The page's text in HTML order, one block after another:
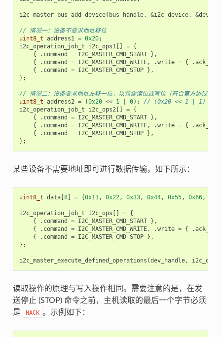
i2c_master_bus_add_device( bus_handle, &i2c_device, &
// 情况一：设备不要求地址移位
uint8_t address1 = 0x20;
i2c_operation_job_t
i2c_ops1[] = {
{
. command = I2C_MASTER_CMD_START
},
{
. command = I2C_MASTER_CMD_WRITE, .write = { .
{
. command = I2C_MASTER_CMD_STOP
},
};
// 情况二：设备要求地址左移一位，以包含读位或写位（符合官方协议）
uint8_t address2 = (0x20 << 1 0);
// (0x20 << 1 | 1)
i2c_operation_job_t
i2c_ops2[] = {
{
. command = I2C_MASTER_CMD_START
},
{
. command = I2C_MASTER_CMD_WRITE, .write = { .
{
. command = I2C_MASTER_CMD_STOP
},
};
某些设备不需要地址即可进行数据传输，如下所示：
uint8_t data[ 8] = {0x11, 0x22, 0x33, 0x44, 0x55, 0x66,
i2c_operation_job_t i2c_ops = {
{
. command = I2C_MASTER_CMD_START
},
{
. command = I2C_MASTER_CMD_WRITE, .write = { .
{
. command = I2C_MASTER_CMD_STOP
},
};
i2c_master_execute_defined_operations (dev_handle, i2c_ops
读取操作的原理与写入操作相同。需要注意的是，在发
送停止 (STOP) 命令之前，主机读取的最后一个字节必须
是
NACK 。示例如下：